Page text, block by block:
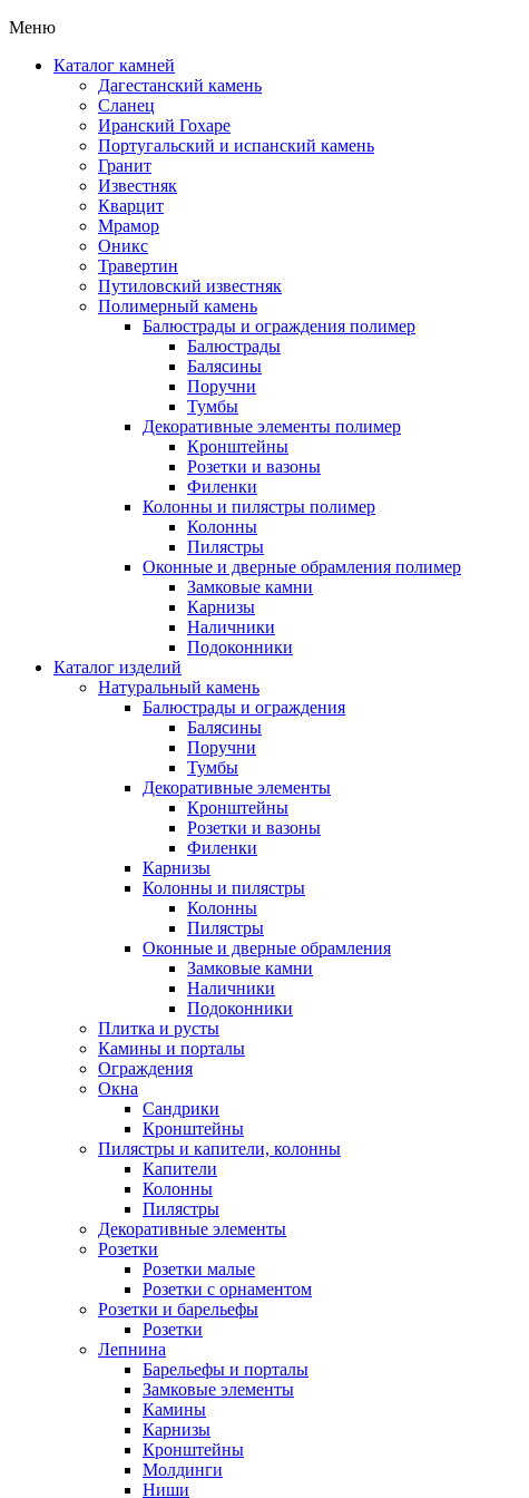
Меню
Каталог камней
Дагестанский камень
Сланец
Иранский Гохаре
Португальский и испанский камень
Гранит
Известняк
Кварцит
Мрамор
Оникс
Травертин
Путиловский известняк
Полимерный камень
Балюстрады и ограждения полимер
Балюстрады
Балясины
Поручни
Тумбы
Декоративные элементы полимер
Кронштейны
Розетки и вазоны
Филенки
Колонны и пилястры полимер
Колонны
Пилястры
Оконные и дверные обрамления полимер
Замковые камни
Карнизы
Наличники
Подоконники
Каталог изделий
Натуральный камень
Балюстрады и ограждения
Балясины
Поручни
Тумбы
Декоративные элементы
Кронштейны
Розетки и вазоны
Филенки
Карнизы
Колонны и пилястры
Колонны
Пилястры
Оконные и дверные обрамления
Замковые камни
Наличники
Подоконники
Плитка и русты
Камины и порталы
Ограждения
Окна
Сандрики
Кронштейны
Пилястры и капители, колонны
Капители
Колонны
Пилястры
Декоративные элементы
Розетки
Розетки малые
Розетки с орнаментом
Розетки и барельефы
Розетки
Лепнина
Барельефы и порталы
Замковые элементы
Камины
Карнизы
Кронштейны
Молдинги
Ниши